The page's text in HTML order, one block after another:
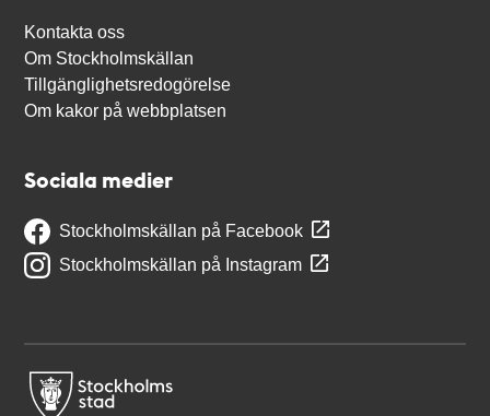
Kontakta oss
Om Stockholmskällan
Tillgänglighetsredogörelse
Om kakor på webbplatsen
Sociala medier
Stockholmskällan på Facebook
Stockholmskällan på Instagram